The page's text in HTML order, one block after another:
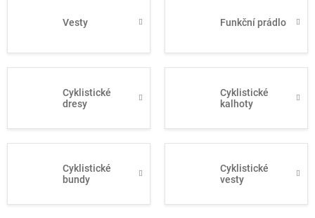
Vesty Funkční prádlo
Cyklistické
dresy
Cyklistické
kalhoty
Cyklistické
bundy
Cyklistické
vesty